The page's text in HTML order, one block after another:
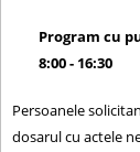
Program cu
8:00 - 16:30
Persoanele
dosarul cu actele